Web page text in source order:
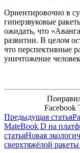
Ориентировочно в
гиперзвуковые
ожидать, что
развитии. В целом
что перспективные
уничтожение
Facebook
Предыдущая статья
MateBook D на
статьяНовая
сверхтяжёлой